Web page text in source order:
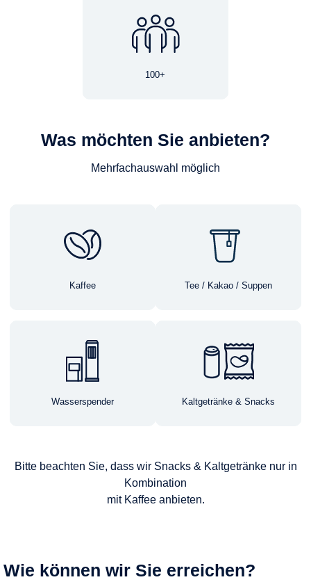
100+
Was möchten Sie anbieten?
Mehrfachauswahl möglich
Kaffee Tee / Kakao / Suppen
Wasserspender Kaltgetränke & Snacks
Bitte beachten Sie, dass wir Snacks & Kaltgetränke nur in
Kombination
mit Kaffee anbieten.
Wie können wir Sie erreichen?